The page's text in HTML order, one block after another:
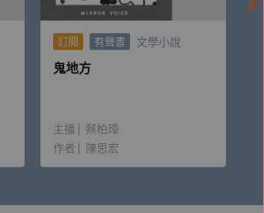
訂閱 有聲書 文學小說
鬼地方
主播
蔡柏璋
作者
陳思宏